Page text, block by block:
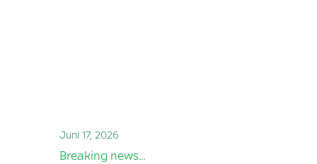
Juni 17, 2026
Breaking news…